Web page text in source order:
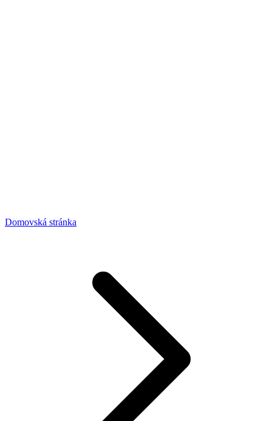
Domovská stránka